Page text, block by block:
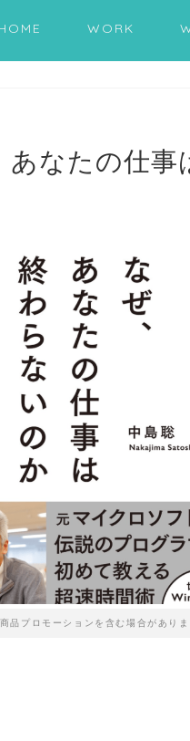
WORK
あなたの仕
品プロモーションを含む場合がありま